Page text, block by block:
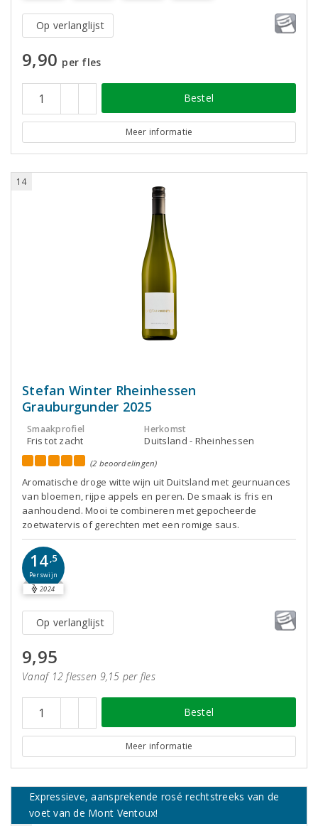
Op verlanglijst
9,90 per fles
Bestel
Meer informatie
14
Stefan Winter Rheinhessen
Grauburgunder 2025
Smaakprofiel
Fris tot zacht
Herkomst
Duitsland - Rheinhessen
(2 beoordelingen)
Aromatische droge witte wijn uit Duitsland met geurnuances
van bloemen, rijpe appels en peren. De smaak is fris en
aanhoudend. Mooi te combineren met gepocheerde
zoetwatervis of gerechten met een romige saus.
14,5
Perswijn
2024
Op verlanglijst
9,95
Vanaf 12 flessen 9,15 per fles
Bestel
Meer informatie
Expressieve, aansprekende rosé rechtstreeks van de
voet van de Mont Ventoux!